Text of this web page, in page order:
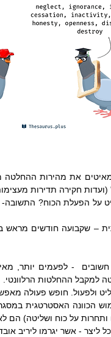
(ועדות חקירה תדירות
למקבל ההחלטות הרלוונטי.
ולפעול. חופש פעולה
על כוח ושליטה) הם
ליצר - אשר יגרמו ליריב